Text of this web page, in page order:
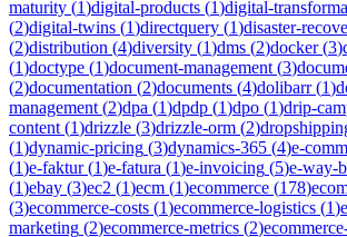
maturity (1)digital-products (1)digital-
(2)digital-twins (1)directquery (1)disaster-
(2)distribution (4)diversity (1)dms (2)docker(3)
(1)doctype (1)document-management (3)
(2)documentation (2)documents (4)dolibarr(1)
management (2)dpa (1)dpdp (1)dpo (1)drip-
content (1)drizzle (3)drizzle-orm (2)
(1)dynamic-pricing (3)dynamics-365 (4)e-
(1)e-faktur(1)e-fatura (1)e-invoicing (5)e-way-
(1)ebay (3)ec2 (1)ecm (1)ecommerce (178)
(3)ecommerce-costs (1)ecommerce-logistics (1)
marketing (2)ecommerce-metrics (2)